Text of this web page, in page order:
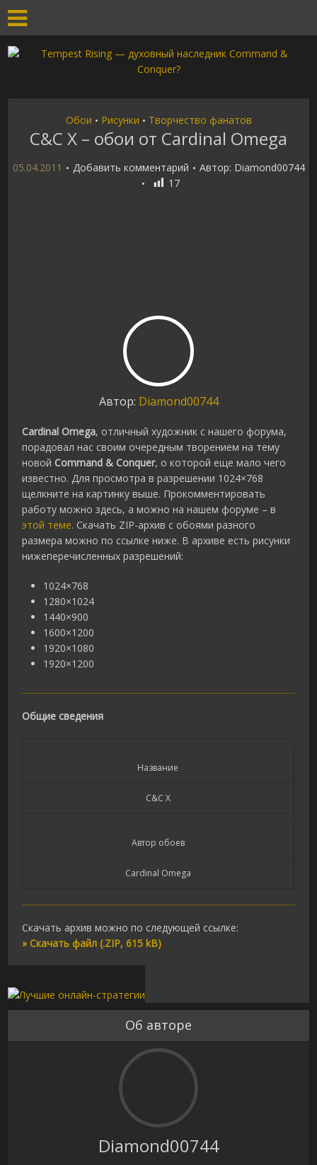
Обои • Рисунки • Творчество фанатов
C&C X – обои от Cardinal Omega
05.04.2011 Добавить комментарий Автор: Diamond00744
17
Автор: Diamond00744
Cardinal Omega, отличный художник с нашего форума,
порадовал нас своим очередным творением на тему
новой Command & Conquer, о которой еще мало чего
известно. Для просмотра в разрешении 1024×768
щелкните на картинку выше. Прокомментировать
работу можно здесь, а можно на нашем форуме – в
этой теме. Скачать ZIP-архив с обоями разного
размера можно по ссылке ниже. В архиве есть рисунки
нижеперечисленных разрешений:
1024×768
1280×1024
1440×900
1600×1200
1920×1080
1920×1200
Общие сведения
Название
C&C X
Автор обоев
Cardinal Omega
Скачать архив можно по следующей ссылке:
» Скачать файл (.ZIP, 615 kB)
Об авторе
Diamond00744